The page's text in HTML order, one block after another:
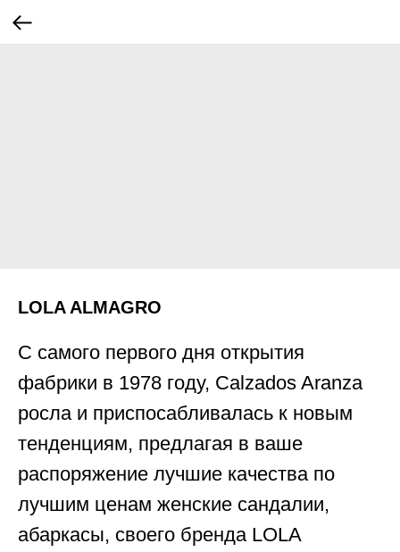
LOLA ALMAGRO
С самого первого дня открытия
фабрики в 1978 году, Calzados Aranza
росла и приспосабливалась к новым
тенденциям, предлагая в ваше
распоряжение лучшие качества по
лучшим ценам женские сандалии,
абаркасы, своего бренда LOLA